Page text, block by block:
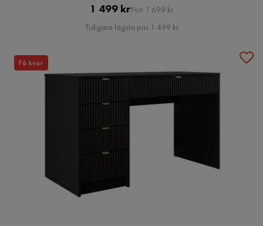
Pris
1 499 krOriginal
Pris
Förr 1 699 kr
Tidigare lägsta pris 1 499 kr
Få kvar